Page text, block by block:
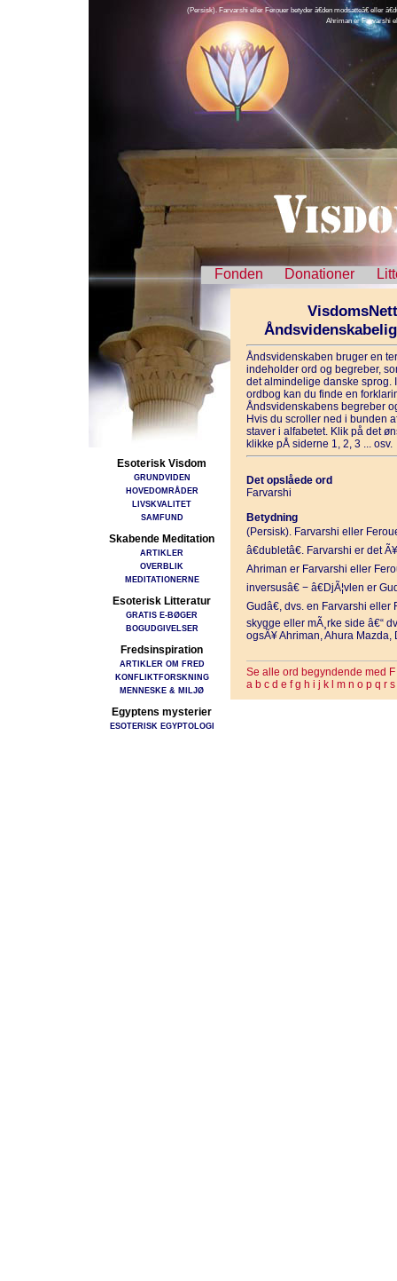
(Persisk). Farvarshi eller Ferouer betyder â€den modsatteâ€ eller
Ahriman er Farvarshi
Fonden Donationer
Esoterisk Visdom
GRUNDVIDEN
HOVEDOMRÅDER
LIVSKVALITET
SAMFUND
Skabende Meditation
ARTIKLER
OVERBLIK
MEDITATIONERNE
Esoterisk Litteratur
GRATIS E-BØGER
BOGUDGIVELSER
Fredsinspiration
ARTIKLER OM FRED
KONFLIKTFORSKNING
MENNESKE & MILJØ
Egyptens mysterier
ESOTERISK EGYPTOLOGI
Åndsvidenskaben bruger en
indeholder ord og begreber,
det almindelige danske sprog.
ordbog kan du finde en
Åndsvidenskabens begreber
Hvis du scroller ned i bunden
staver i alfabetet. Klik på det
klikke pÅ siderne 1, 2, 3 ... osv.
Det opslåede ord
Farvarshi
Betydning
(Persisk). Farvarshi eller
â€dubletâ€. Farvarshi er det
Ahriman er Farvarshi eller
inversusâ€ − â€DjÃ¦vlen er
Gudâ€, dvs. en Farvarshi
skygge eller mÃ¸rke side â€“
ogsÃ¥ Ahriman, Ahura Mazda,
Se alle ord begyndende med F
a b c d e f g h i j k m n o p q r s